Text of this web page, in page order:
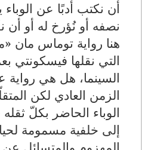
أن نكتب أدبًا عن الوباء
نصفه أو نُؤرخ له أو أن
هنا رواية توماس مان
التي نقلها فيسكونتي
السينما، هل هي رواية
الزمن العادي لكن
الوباء الحاضر بكلّ
إلى خلفية مسمومة